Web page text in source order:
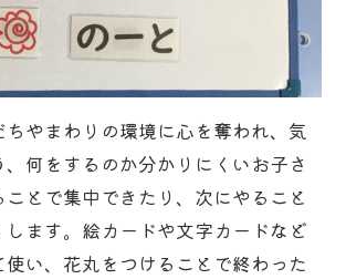
やまわりの環境に心を奪われ、気
何をするのか分かりにくいお子さ
とで集中できたり、次にやること
します。絵カードや文字カードなど
い、花丸をつけることで終わった